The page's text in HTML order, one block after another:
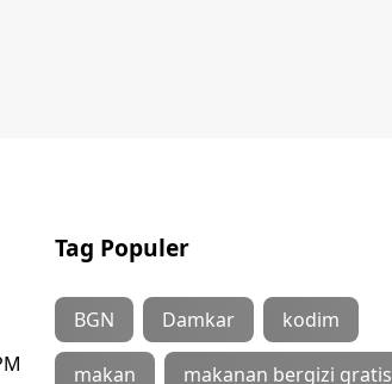
Tag Populer
BGN Damkar kodim
makan makanan bergizi gratis